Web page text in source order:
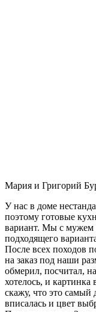
Мария и Григорий
У нас в доме
поэтому готовые
вариант. Мы с мужем
подходящего
После всех походов
на заказ под наши
обмерил, посчитал,
хотелось, и картинка
скажу, что это самый
вписалась и цвет